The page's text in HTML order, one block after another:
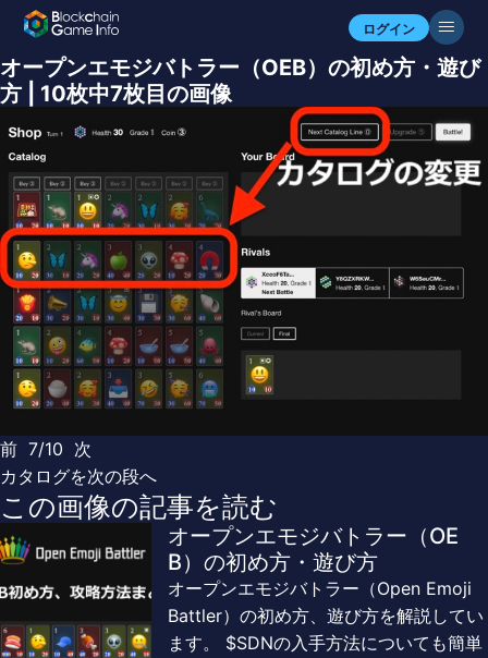
ログイン
オープンエモジバトラー（OEB）の初め方・遊び
方 | 10枚中7枚目の画像
前 7/10 次
カタログを次の段へ
この画像の記事を読む
オープンエモジバトラー（OE
B）の初め方・遊び方
オープンエモジバトラー（Open Emoji
Battler）の初め方、遊び方を解説してい
ます。 $SDNの入手方法についても簡単